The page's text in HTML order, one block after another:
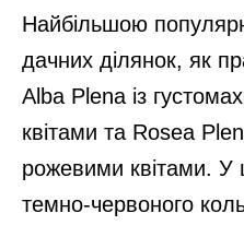
Найбільшою
дачних ділянок, як
Alba Plena із
квітами та Rosea
рожевими квітами. У
темно-червоного